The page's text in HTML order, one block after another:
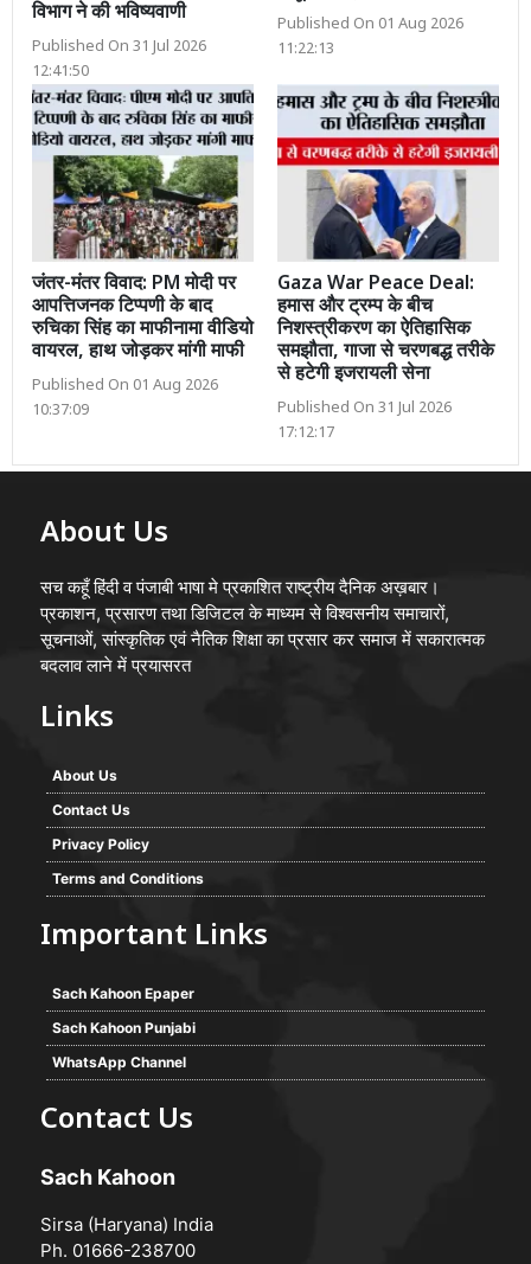
विभाग ने की भविष्यवाणी
Published On 31 Jul 2026
12:41:50
Published On 01 Aug 2026
11:22:13
जंतर-मंतर विवाद: PM मोदी पर
आपत्तिजनक टिप्पणी के बाद
रुचिका सिंह का माफीनामा वीडियो
वायरल, हाथ जोड़कर मांगी माफी
Published On 01 Aug 2026
10:37:09
Gaza War Peace Deal:
हमास और ट्रम्प के बीच
निशस्त्रीकरण का ऐतिहासिक
समझौता, गाजा से चरणबद्ध तरीके
से हटेगी इजरायली सेना
Published On 31 Jul 2026
17:12:17
About Us
सच कहूँ हिंदी व पंजाबी भाषा मे प्रकाशित राष्ट्रीय दैनिक अख़बार।
प्रकाशन, प्रसारण तथा डिजिटल के माध्यम से विश्वसनीय समाचारों,
सूचनाओं, सांस्कृतिक एवं नैतिक शिक्षा का प्रसार कर समाज में सकारात्मक
बदलाव लाने में प्रयासरत
Links
About Us
Contact Us
Privacy Policy
Terms and Conditions
Important Links
Sach Kahoon Epaper
Sach Kahoon Punjabi
WhatsApp Channel
Contact Us
Sach Kahoon
Sirsa (Haryana) India
Ph. 01666-238700